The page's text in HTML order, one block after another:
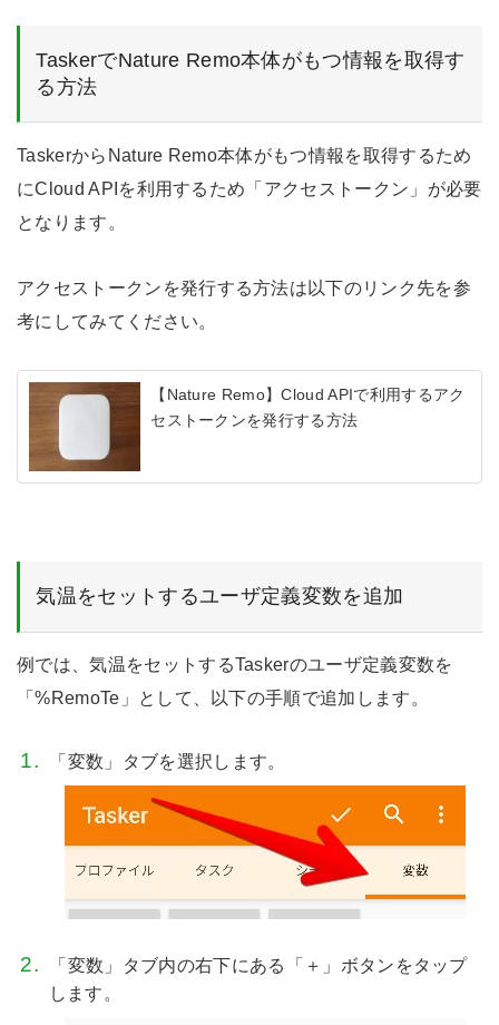
TaskerでNature Remo本体がもつ情報を取得す
る方法
TaskerからNature Remo本体がもつ情報を取得するため
にCloud APIを利用するため「アクセストークン」が必要
となります。
アクセストークンを発行する方法は以下のリンク先を参
考にしてみてください。
【Nature Remo】Cloud APIで利用するアク
セストークンを発行する方法
気温をセットするユーザ定義変数を追加
例では、気温をセットするTaskerのユーザ定義変数を
「%RemoTe」として、以下の手順で追加します。
「変数」タブを選択します。
「変数」タブ内の右下にある「＋」ボタンをタップ
します。